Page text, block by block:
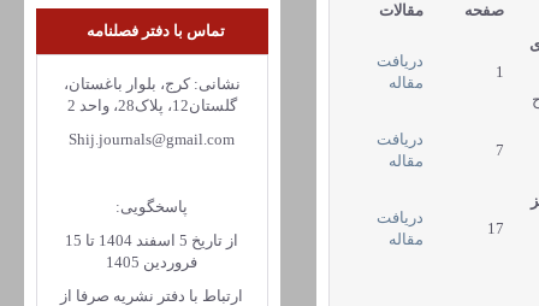
صفحه
مقالات
1
دریافت
مقاله
7
دریافت
مقاله
17
دریافت
مقاله
تماس با دفتر فصلنامه
نشانی: کرج، بلوار باغستان،
گلستان12، پلاک28، واحد 2
Shij.journals@gmail.com
پاسخگویی:
از تاریخ 5 اسفند 1404 تا 15
فروردین 1405
ارتباط با دفتر نشریه صرفا از